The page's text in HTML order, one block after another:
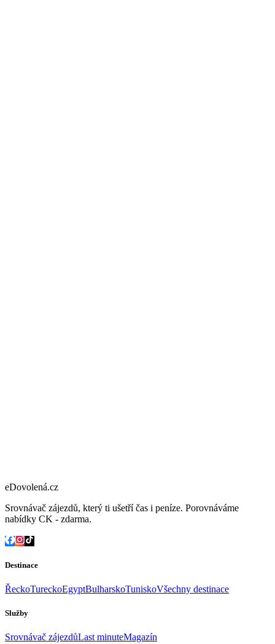
eDovolená.cz
Srovnávač zájezdů, který ti ušetří čas i peníze. Porovnáváme
nabídky CK - zdarma.
Destinace
ŘeckoTureckoEgyptBulharskoTuniskoVšechny destinace
Služby
Srovnávač zájezdůLast minuteMagazín